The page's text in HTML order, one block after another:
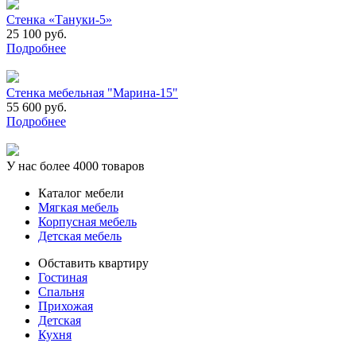
Стенка «Тануки-5»
25 100 руб.
Подробнее
Стенка мебельная "Марина-15"
55 600 руб.
Подробнее
У нас более 4000 товаров
Каталог мебели
Мягкая мебель
Корпусная мебель
Детская мебель
Обставить квартиру
Гостиная
Спальня
Прихожая
Детская
Кухня